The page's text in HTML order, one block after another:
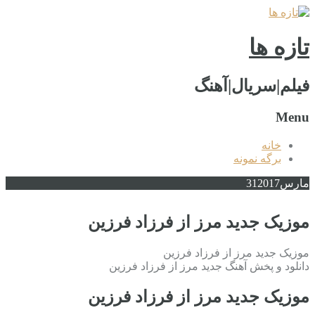
تازه ها
فیلم|سریال|آهنگ
Menu
خانه
برگه نمونه
مارس 31 2017
موزیک جدید مرز از فرزاد فرزین
موزیک جدید مرز از فرزاد فرزین
دانلود و پخش آهنگ جدید مرز از فرزاد فرزین
موزیک جدید مرز از فرزاد فرزین